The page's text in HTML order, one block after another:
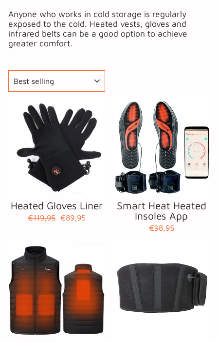
Anyone who works in cold storage is regularly
exposed to the cold. Heated vests, gloves and
infrared belts can be a good option to achieve
greater comfort.
SORT
Heated Gloves Liner
Regular
€119,95 Sale
€89,95
Smart Heat Heated
Insoles App
€98,95